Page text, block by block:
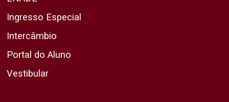
Ingresso Especial
Intercâmbio
Portal do Aluno
Vestibular